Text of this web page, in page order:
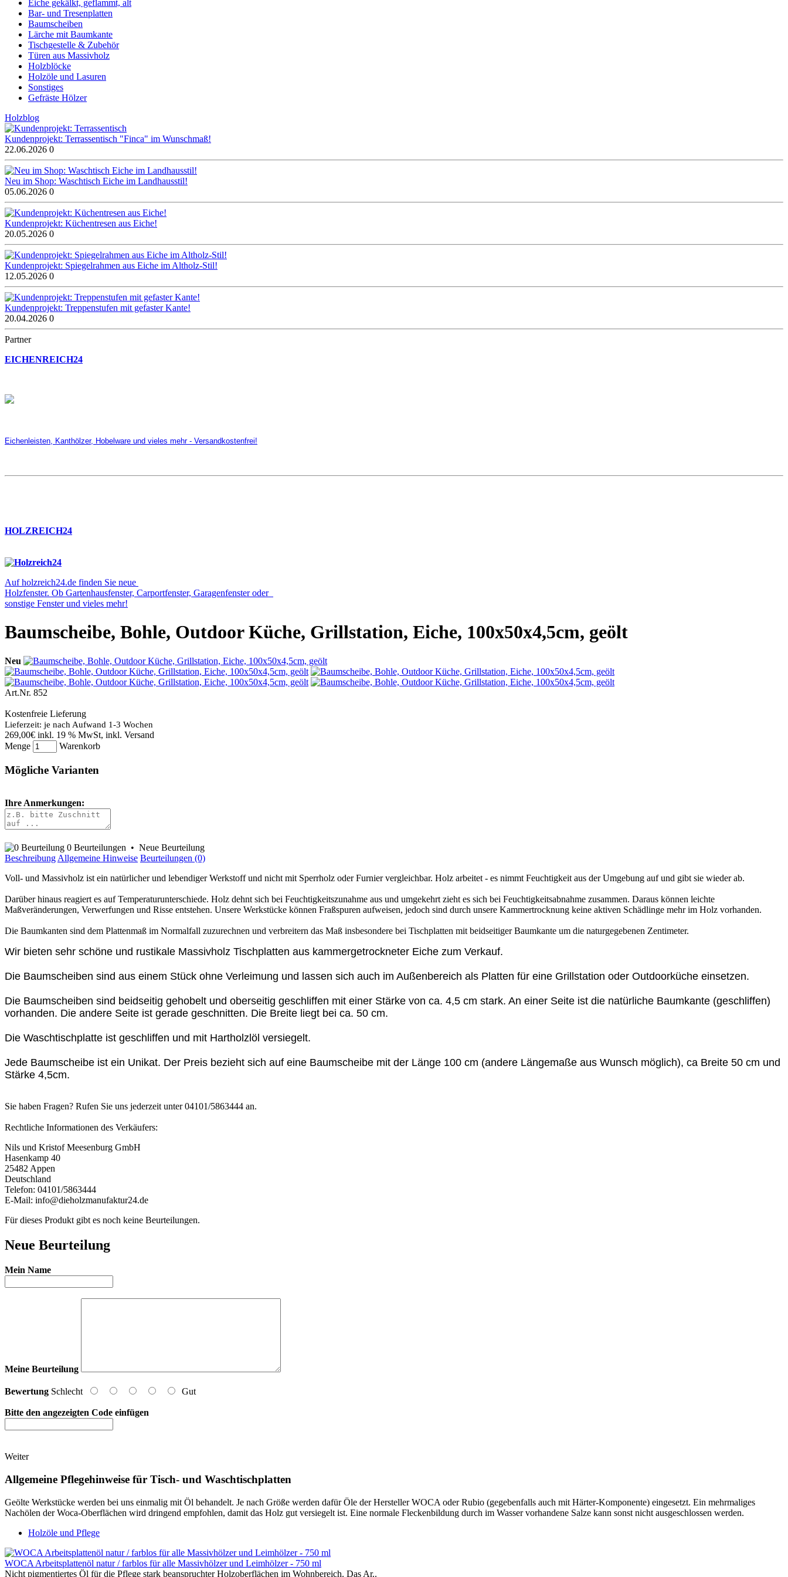
Eiche gekälkt, geflammt, alt
Bar- und Tresenplatten
Baumscheiben
Lärche mit Baumkante
Tischgestelle & Zubehör
Türen aus Massivholz
Holzblöcke
Holzöle und Lasuren
Sonstiges
Gefräste Hölzer
Holzblog
Kundenprojekt: Terrassentisch "Finca" im Wunschmaß!
22.06.2026 0
Neu im Shop: Waschtisch Eiche im Landhausstil!
05.06.2026 0
Kundenprojekt: Küchentresen aus Eiche!
20.05.2026 0
Kundenprojekt: Spiegelrahmen aus Eiche im Altholz-Stil!
12.05.2026 0
Kundenprojekt: Treppenstufen mit gefaster Kante!
20.04.2026 0
Partner
EICHENREICH24
Eichenleisten, Kanthölzer, Hobelware und vieles mehr - Versandkostenfrei!
HOLZREICH24
Auf holzreich24.de finden Sie neue
Holzfenster. Ob Gartenhausfenster, Carportfenster, Garagenfenster oder
sonstige Fenster und vieles mehr!
Baumscheibe, Bohle, Outdoor Küche, Grillstation, Eiche, 100x50x4,5cm, geölt
Neu
Art.Nr. 852
Kostenfreie Lieferung
Lieferzeit: je nach Aufwand 1-3 Wochen
269,00€ inkl. 19 % MwSt, inkl. Versand
Menge
Warenkorb
Mögliche Varianten
Ihre Anmerkungen:
0 Beurteilungen • Neue Beurteilung
Beschreibung Allgemeine Hinweise Beurteilungen (0)
Voll- und Massivholz ist ein natürlicher und lebendiger Werkstoff und nicht mit Sperrholz oder Furnier vergleichbar. Holz arbeitet - es nimmt Feuchtigkeit aus der Umgebung auf und gibt sie wieder ab.
Darüber hinaus reagiert es auf Temperaturunterschiede. Holz dehnt sich bei Feuchtigkeitszunahme aus und umgekehrt zieht es sich bei Feuchtigkeitsabnahme zusammen. Daraus können leichte
Maßveränderungen, Verwerfungen und Risse entstehen. Unsere Werkstücke können Fraßspuren aufweisen, jedoch sind durch unsere Kammertrocknung keine aktiven Schädlinge mehr im Holz vorhanden.
Die Baumkanten sind dem Plattenmaß im Normalfall zuzurechnen und verbreitern das Maß insbesondere bei Tischplatten mit beidseitiger Baumkante um die naturgegebenen Zentimeter.
Wir bieten sehr schöne und rustikale Massivholz Tischplatten aus kammergetrockneter Eiche zum Verkauf.
Die Baumscheiben sind aus einem Stück ohne Verleimung und lassen sich auch im Außenbereich als Platten für eine Grillstation oder Outdoorküche einsetzen.
Die Baumscheiben sind beidseitig gehobelt und oberseitig geschliffen mit einer Stärke von ca. 4,5 cm stark. An einer Seite ist die natürliche Baumkante (geschliffen)
vorhanden. Die andere Seite ist gerade geschnitten. Die Breite liegt bei ca. 50 cm.
Die Waschtischplatte ist geschliffen und mit Hartholzlöl versiegelt.
Jede Baumscheibe ist ein Unikat. Der Preis bezieht sich auf eine Baumscheibe mit der Länge 100 cm (andere Längemaße aus Wunsch möglich), ca Breite 50 cm und
Stärke 4,5cm.
Sie haben Fragen? Rufen Sie uns jederzeit unter 04101/5863444 an.
Rechtliche Informationen des Verkäufers:
Nils und Kristof Meesenburg GmbH
Hasenkamp 40
25482 Appen
Deutschland
Telefon: 04101/5863444
E-Mail: info@dieholzmanufaktur24.de
Für dieses Produkt gibt es noch keine Beurteilungen.
Neue Beurteilung
Mein Name
Meine Beurteilung
Bewertung Schlecht Gut
Bitte den angezeigten Code einfügen
Weiter
Allgemeine Pflegehinweise für Tisch- und Waschtischplatten
Geölte Werkstücke werden bei uns einmalig mit Öl behandelt. Je nach Größe werden dafür Öle der Hersteller WOCA oder Rubio (gegebenfalls auch mit Härter-Komponente) eingesetzt. Ein mehrmaliges
Nachölen der Woca-Oberflächen wird dringend empfohlen, damit das Holz gut versiegelt ist. Eine normale Fleckenbildung durch im Wasser vorhandene Salze kann sonst nicht ausgeschlossen werden.
Holzöle und Pflege
WOCA Arbeitsplattenöl natur / farblos für alle Massivhölzer und Leimhölzer - 750 ml
Nicht pigmentiertes Öl für die Pflege stark beanspruchter Holzoberflächen im Wohnbereich. Das Ar..